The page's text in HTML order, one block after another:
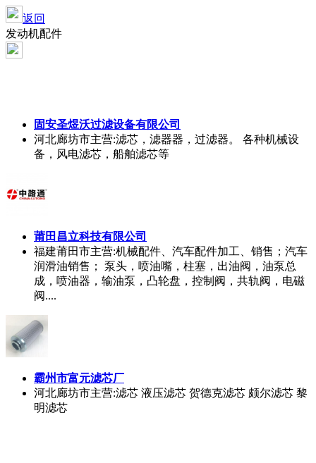
返回
发动机配件
固安圣煜沃过滤设备有限公司
河北廊坊市主营:滤芯，滤器器，过滤器。 各种机械设
备，风电滤芯，船舶滤芯等
莆田昌立科技有限公司
福建莆田市主营:机械配件、汽车配件加工、销售；汽车
润滑油销售； 泵头，喷油嘴，柱塞，出油阀，油泵总
成，喷油器，输油泵，凸轮盘，控制阀，共轨阀，电磁
阀....
霸州市富元滤芯厂
河北廊坊市主营:滤芯 液压滤芯 贺德克滤芯 颇尔滤芯 黎
明滤芯